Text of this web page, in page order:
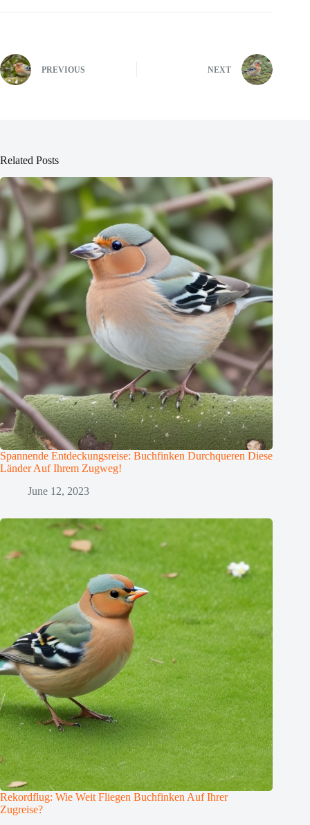
PREVIOUS NEXT
Related Posts
Spannende Entdeckungsreise: Buchfinken Durchqueren Diese
Länder Auf Ihrem Zugweg!
June 12, 2023
Rekordflug: Wie Weit Fliegen Buchfinken Auf Ihrer
Zugreise?